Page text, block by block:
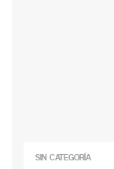
SIN CATEGORÍA